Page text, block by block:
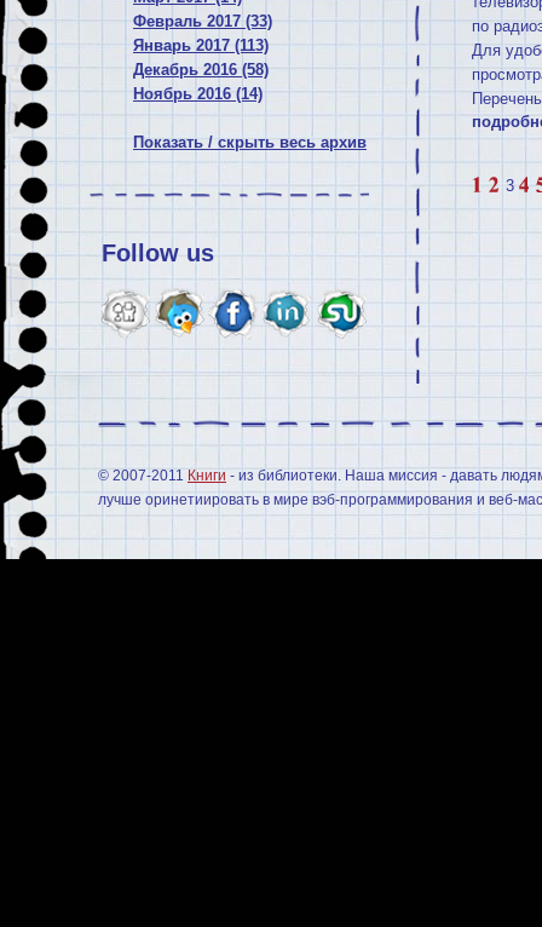
Февраль 2017 (33)
Январь 2017 (113)
Декабрь 2016 (58)
Ноябрь 2016 (14)
Показать / скрыть весь архив
Follow us
по
Для
3
© 2007-2011 Книги - из библиотеки. Наша миссия - давать
лучше оринетиировать в мире вэб-программирования и веб-